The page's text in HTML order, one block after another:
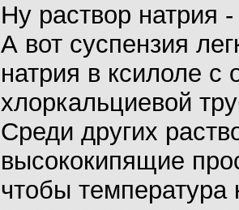
Ну раствор натрия -
А вот суспензия
натрия в ксилоле
хлоркальциевой
Среди других
высококипящие
чтобы